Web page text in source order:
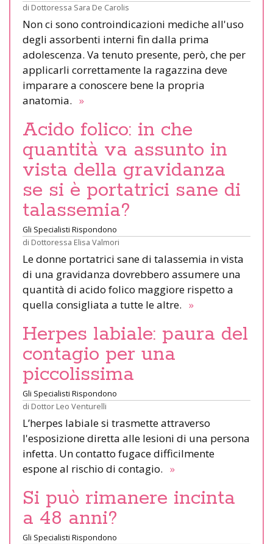
di Dottoressa Sara De Carolis
Non ci sono controindicazioni mediche all'uso
degli assorbenti interni fin dalla prima
adolescenza. Va tenuto presente, però, che per
applicarli correttamente la ragazzina deve
imparare a conoscere bene la propria
anatomia. »
Acido folico: in che
quantità va assunto in
vista della gravidanza
se si è portatrici sane di
talassemia?
Gli Specialisti Rispondono
di Dottoressa Elisa Valmori
Le donne portatrici sane di talassemia in vista
di una gravidanza dovrebbero assumere una
quantità di acido folico maggiore rispetto a
quella consigliata a tutte le altre. »
Herpes labiale: paura del
contagio per una
piccolissima
Gli Specialisti Rispondono
di Dottor Leo Venturelli
L’herpes labiale si trasmette attraverso
l'esposizione diretta alle lesioni di una persona
infetta. Un contatto fugace difficilmente
espone al rischio di contagio. »
Si può rimanere incinta
a 48 anni?
Gli Specialisti Rispondono